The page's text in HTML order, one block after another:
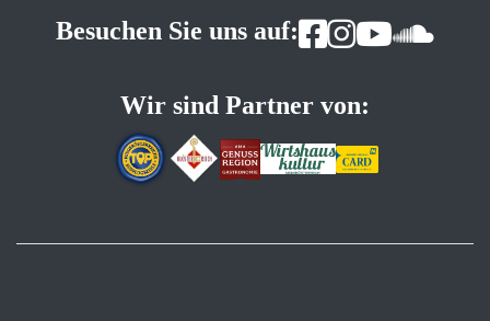
Besuchen Sie uns auf:
Wir sind Partner von: